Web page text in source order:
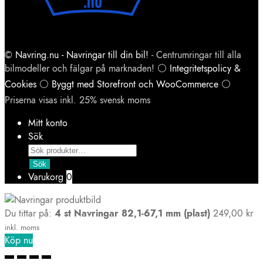
© Navring.nu - Navringar till din bil! - Centrumringar till alla
bilmodeller och fälgar på marknaden! ⚪ Integritetspolicy &
Cookies ⚪ Byggt med Storefront och WooCommerce ⚪
Priserna visas inkl. 25% svensk moms
Mitt konto
Sök
Products
search
Sök
Varukorg 0
Du tittar på: 4 st Navringar 82,1-67,1 mm (plast) 249,00 kr
inkl. moms
Köp nu